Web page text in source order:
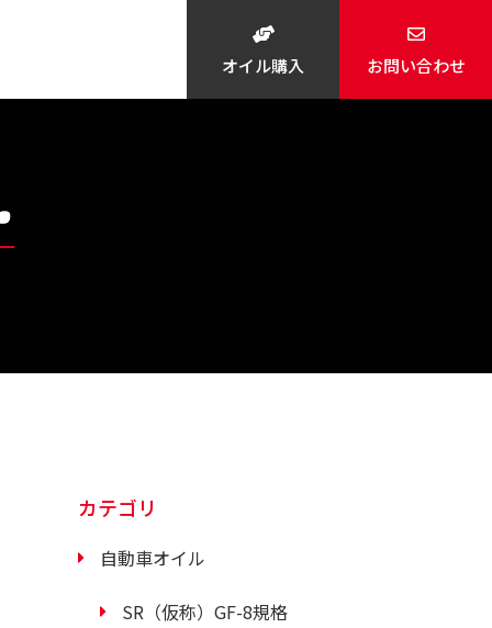
オイル購入 お問い合わせ
カテゴリ
自動車オイル
SR（仮称）GF-8規格